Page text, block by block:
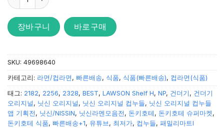
장바구니 바로구매
SKU: 49698640
카테고리: 라면/컵라면 , 빠른배송, 식품, 식품(빠른배송), 컵라면(식품)
태그: 2182, 2256, 2328, BEST, LAWSON Shelf H, NP, 건더기 , 건더기
오리지널 , 닛신 오리지널 , 닛신 오리지널 컵누들, 닛신 오리지널 컵누들
앱 기획전 , 닛신/NISSIN, 닛신라멘모음전 , 돈키호테 , 돈키호테 슈퍼마켓 ,
돈키호테 식품, 빠른배송+1, 유튜브, 최저가, 컵누들, 패밀리마트I